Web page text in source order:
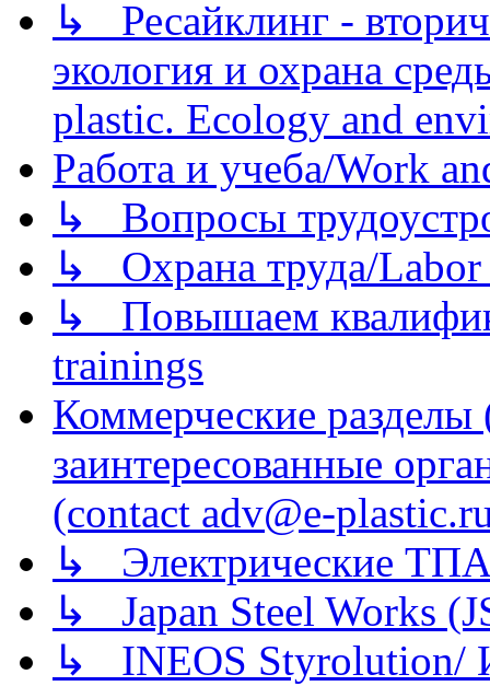
↳ Ресайклинг -
экология и охрана
plastic. Ecology and
Работа и учеба/Work
↳ Вопросы
↳ Охрана труда/Labor
↳ Повышаем
trainings
Коммерческие
заинтересованные
(contact adv@e-
↳ Электрические
↳ Japan Steel Works
↳ INEOS